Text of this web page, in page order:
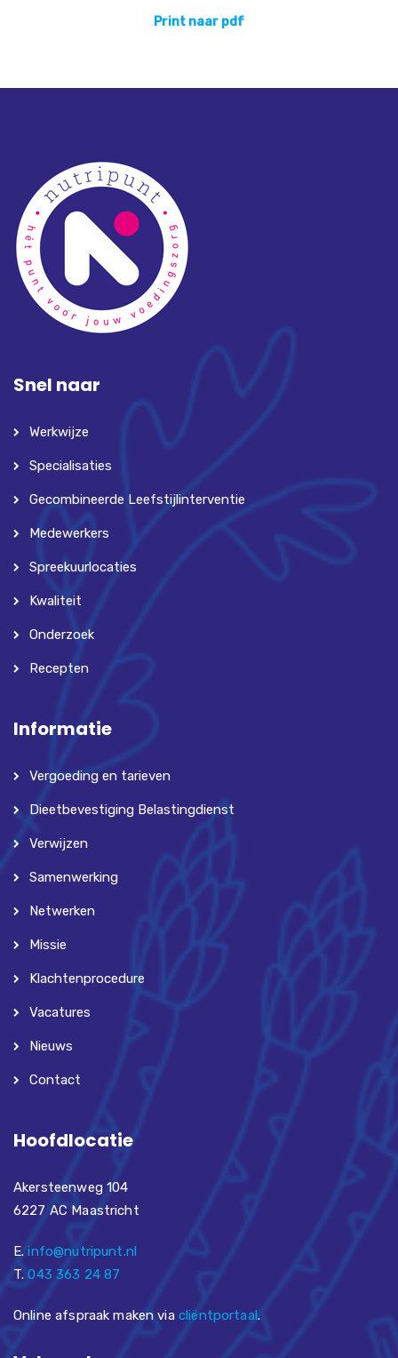
Print naar pdf
Snel naar
Werkwijze
Specialisaties
Gecombineerde Leefstijlinterventie
Medewerkers
Spreekuurlocaties
Kwaliteit
Onderzoek
Recepten
Informatie
Vergoeding en tarieven
Dieetbevestiging Belastingdienst
Verwijzen
Samenwerking
Netwerken
Missie
Klachtenprocedure
Vacatures
Nieuws
Contact
Hoofdlocatie
Akersteenweg 104
6227 AC Maastricht
E.info@nutripunt.nl
T.043 363 24 87
Online afspraak maken via cliëntportaal.